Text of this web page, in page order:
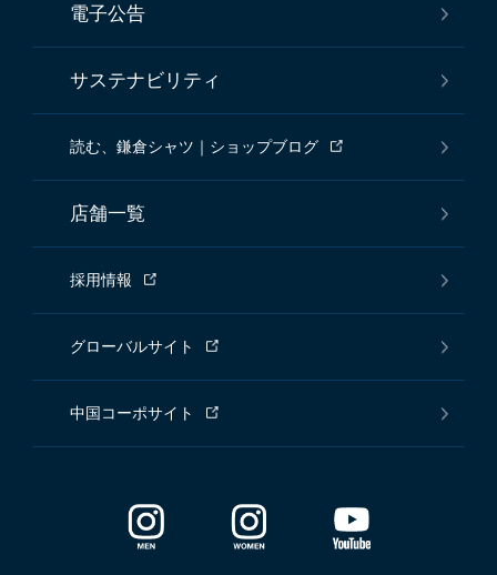
電子公告
サステナビリティ
読む、鎌倉シャツ｜ショップブログ
店舗一覧
採用情報
グローバルサイト
中国コーポサイト